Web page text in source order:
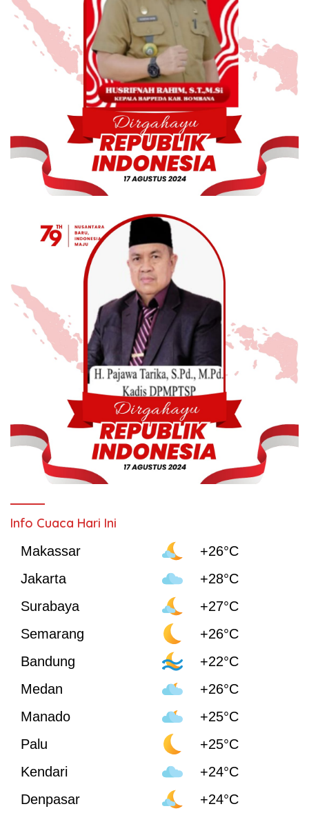
Info Cuaca Hari Ini
Makassar
+26°C
Jakarta
+28°C
Surabaya
+27°C
Semarang
+26°C
Bandung
+22°C
Medan
+26°C
Manado
+25°C
Palu
+25°C
Kendari
+24°C
Denpasar
+24°C